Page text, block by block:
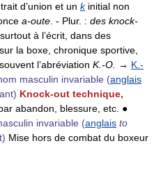
d’union et un kinitial non
a-oute . - Plur. : des knock-
à l’écrit, dans des
la boxe, chronique sportive,
l’abréviation K.-O. → K.-
masculin invariable (anglais
Knock-out technique,
abandon, blessure, etc. ●
invariable (anglais to
Mise hors de combat du boxeur